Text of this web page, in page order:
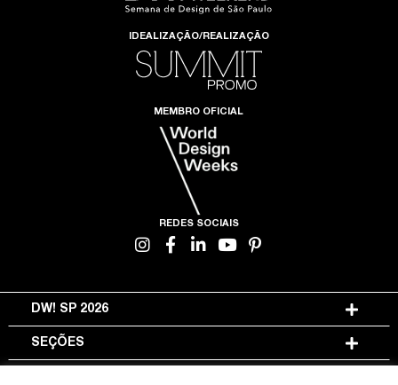
IDEALIZAÇÃO/REALIZAÇÃO
MEMBRO OFICIAL
REDES SOCIAIS
DW! SP 2026
SEÇÕES